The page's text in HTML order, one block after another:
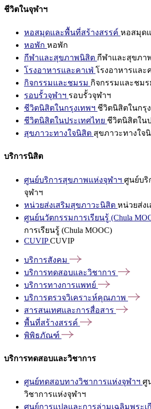
ชีวิตในจุฬาฯ
หอสมุดและพื้นที่สร้างสรรค์ หอสมุด
หอพัก หอพัก
กีฬาและสุขภาพนิสิต กีฬาและสุขภา
โรงอาหารและคาเฟ่ โรงอาหารและ
กิจกรรมและชมรม กิจกรรมและชมร
รอบรั้วจุฬาฯ รอบรั้วจุฬาฯ
ชีวิตนิสิตในกรุงเทพฯ ชีวิตนิสิตในกรุ
ชีวิตนิสิตในประเทศไทย ชีวิตนิสิตใน
สุขภาวะทางใจนิสิต สุขภาวะทางใจ
บริการนิสิต
ศูนย์บริการสุขภาพแห่งจุฬาฯ ศูนย์บริ
จุฬาฯ
หน่วยส่งเสริมสุขภาวะนิสิต หน่วยส่ง
ศูนย์นวัตกรรมการเรียนรู้ (Chula
การเรียนรู้ (Chula MOOC)
CUVIPCUVIP
บริการสังคม
บริการทดสอบและวิชาการ
บริการทางการแพทย์
บริการตรวจวิเคราะห์คุณภาพ
สารสนเทศและการสื่อสาร
พื้นที่สร้างสรรค์
พิพิธภัณฑ์
บริการทดสอบและวิชาการ
ศูนย์ทดสอบทางวิชาการแห่งจุฬาฯ ศู
วิชาการแห่งจุฬาฯ
ศูนย์การแปลและการล่ามเฉลิมพระเ